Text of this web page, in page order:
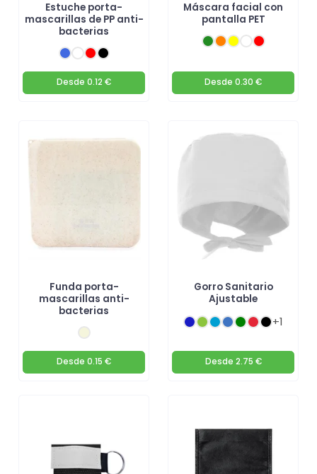
Estuche porta-
mascarillas de PP anti-
bacterias
Desde 0.12 €
Máscara facial con
pantalla PET
Desde 0.30 €
Funda porta-
mascarillas anti-
bacterias
Desde 0.15 €
Gorro Sanitario
Ajustable
+1
Desde 2.75 €